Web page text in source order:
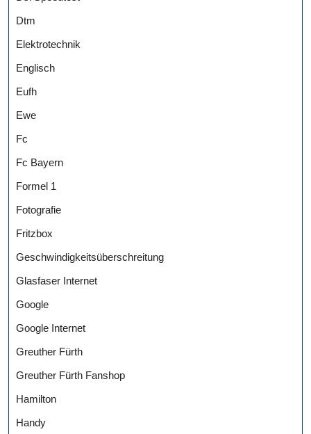
Dtm
Elektrotechnik
Englisch
Eufh
Ewe
Fc
Fc Bayern
Formel 1
Fotografie
Fritzbox
Geschwindigkeitsüberschreitung
Glasfaser Internet
Google
Google Internet
Greuther Fürth
Greuther Fürth Fanshop
Hamilton
Handy